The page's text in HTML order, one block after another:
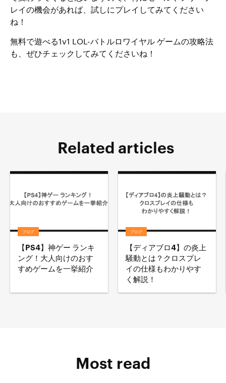
レイの機会があれば、試しにプレイしてみてください
ね！
無料で遊べる1v1 LOL-バトルロワイヤル ゲームの攻略法
も、ぜひチェックしてみてくださいね！
Related articles
ブログ
【PS4】神ゲー ランキ
ング！大人向けのおす
すめゲームを一挙紹介
ブログ
【ディアブロ4】の炎上
騒動とは？クロスプレ
イの仕様もわかりやす
く解説！
Most read